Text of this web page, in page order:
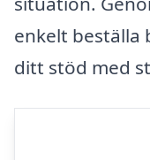
enkelt beställa
ditt stöd med